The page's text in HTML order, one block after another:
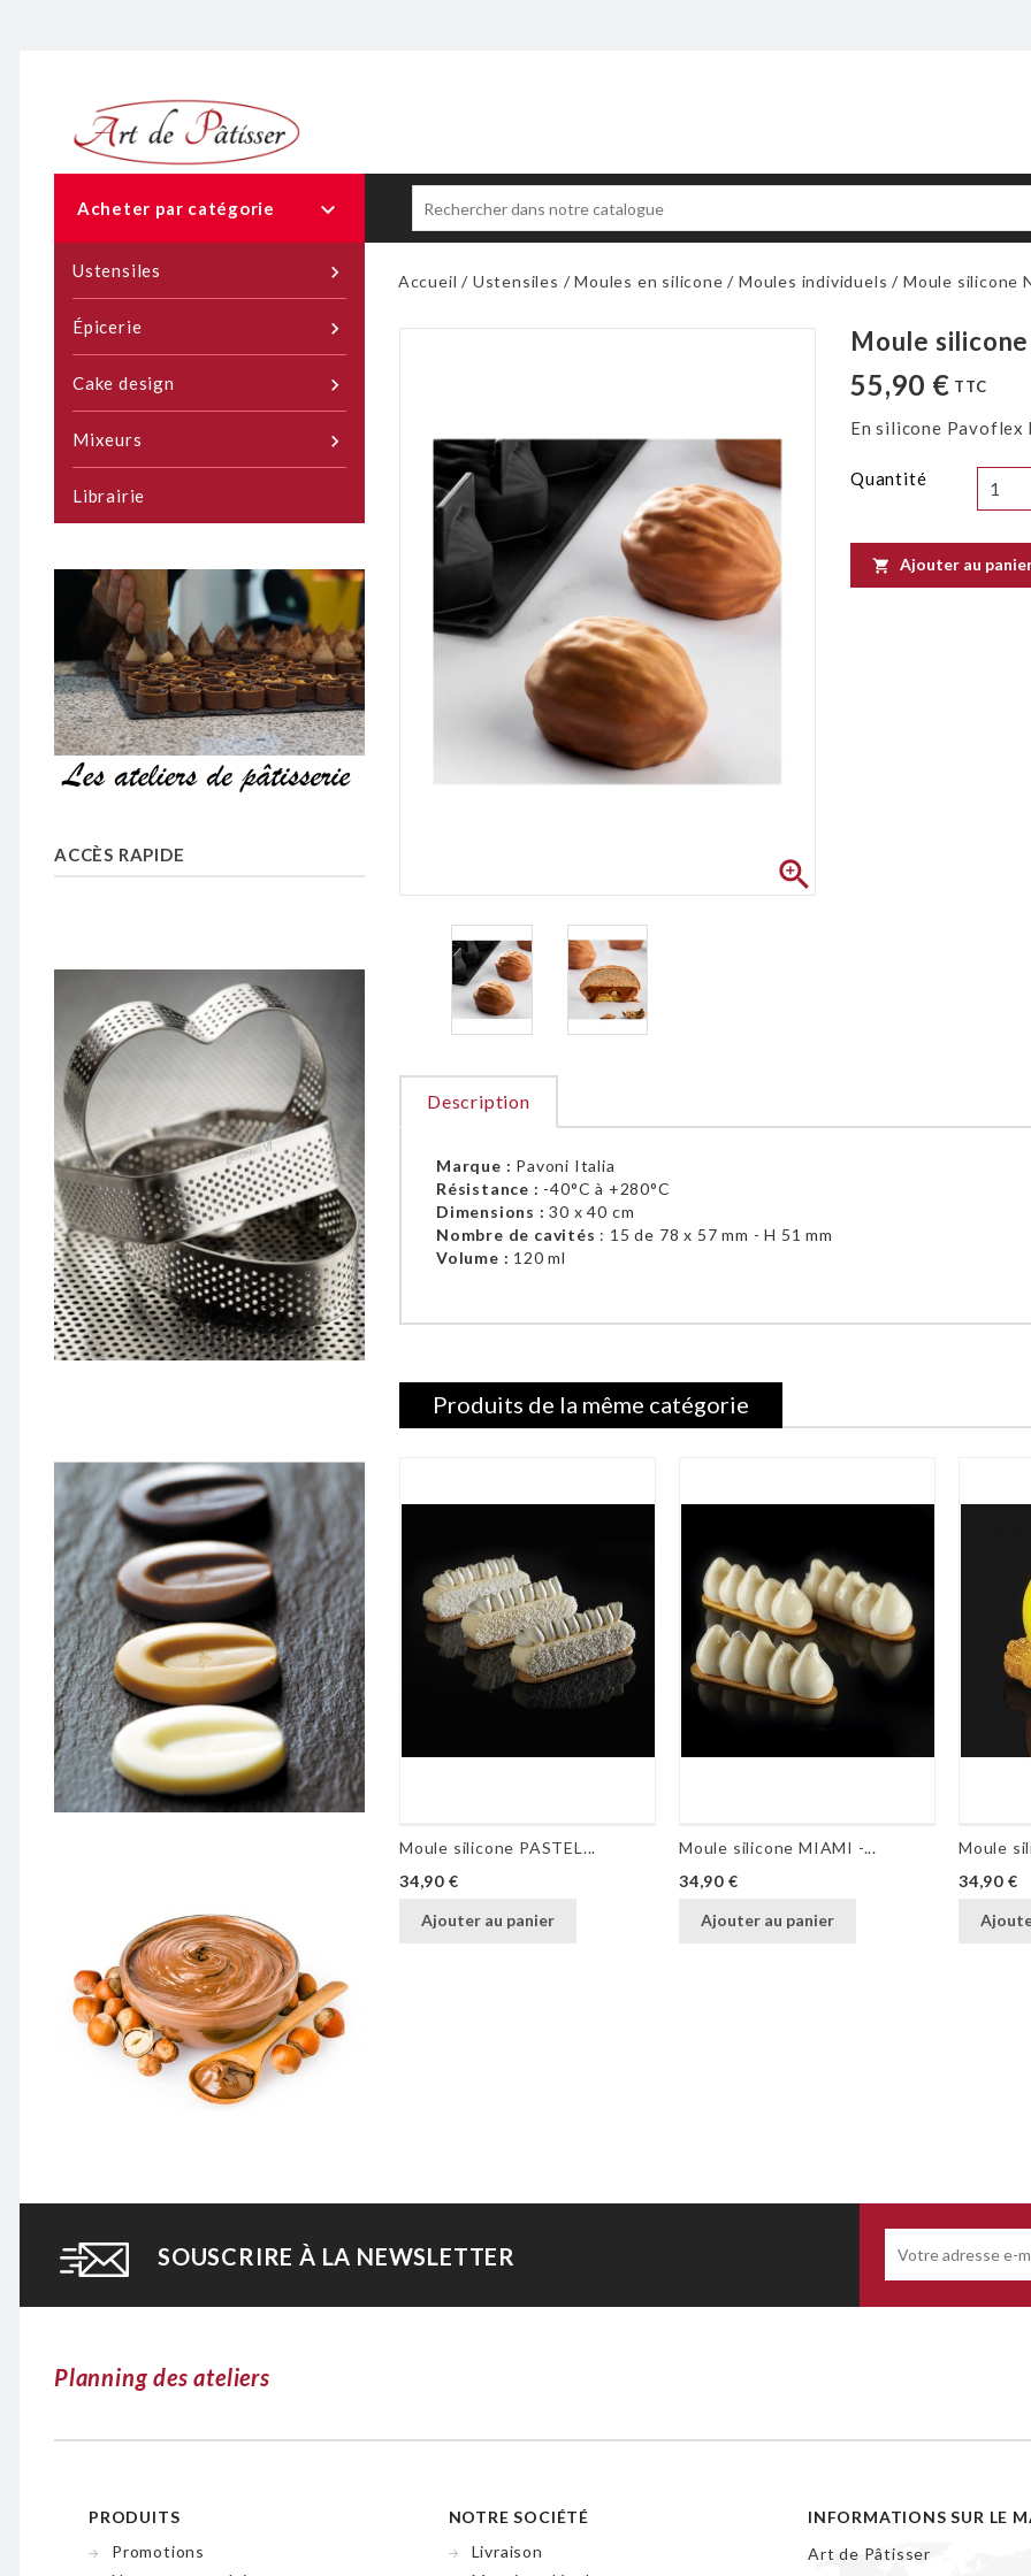
Acheter par catégorie 

Ustensiles

Épicerie

Cake design

Mixeurs
Librairie
ACCÈS RAPIDE
Accueil Ustensiles Moules en silicone Moules individuels Moule silicone

Moule
55,90 € TTC
En silicone
Quantité
 Ajouter au
Description
Marque : Pavoni Italia
Résistance : -40°C à +280°C
Dimensions : 30 x 40 cm
Nombre de cavités : 15 de 78 x 57 mm - H 51 mm
Volume : 120 ml
Produits de la même catégorie
Moule silicone PASTEL...
Prix
34,90 €
Ajouter au panier
Moule silicone MIAMI -...
Prix
34,90 €
Ajouter au panier
Moule
Prix
34,90 €
SOUSCRIRE À LA NEWSLETTER
Planning des ateliers
PRODUITS
Promotions
NOTRE SOCIÉTÉ
Livraison
INFORMATIONS SUR LE
Art de Pâtisser